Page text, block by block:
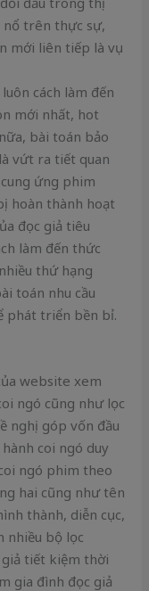
trên thực sự,
mới liên tiếp là vụ
cách làm đến
mới nhất, hot
bài toán bảo
vứt ra tiết quan
ứng phim
hoàn thành hoạt
đọc giả tiêu
làm đến thức
thứ hạng
toán nhu cầu
phát triển bền bỉ.
website xem
ngó cũng như lọc
nghị góp vốn đầu
coi ngó duy
ngó phim theo
hai cũng như tên
thành, diễn cục,
nhiều bộ lọc
tiết kiệm thời
gia đình đọc giả